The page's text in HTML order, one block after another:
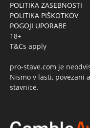
POLITIKA ZASEBNOSTI
POLITIKA PIŠKOTKOV
POGOJI UPORABE
18+
T&Cs apply
pro-stave.com je
Nismo v lasti, povezani
stavnice.